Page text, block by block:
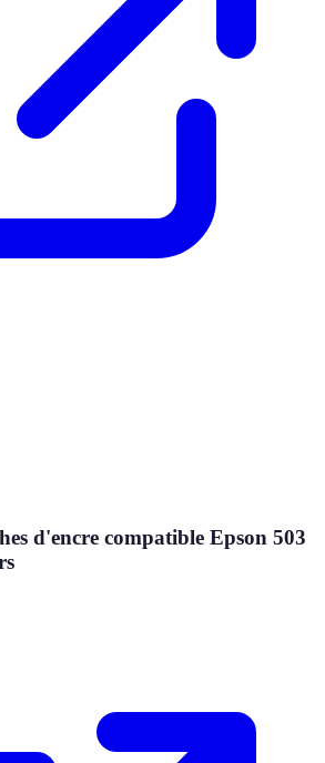
d'encre compatible Epson 503